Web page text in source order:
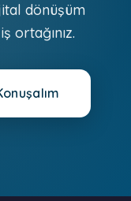
dönüşüm
ortağınız.